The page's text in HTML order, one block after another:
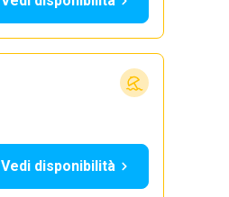
Vedi disponibilità